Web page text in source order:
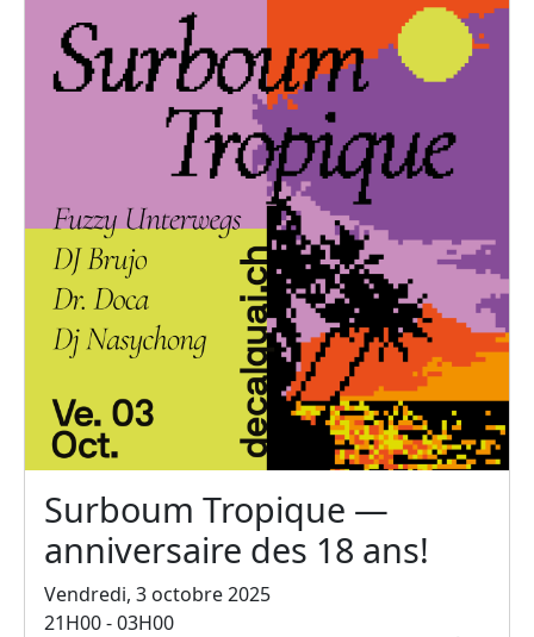
Surboum Tropique —
anniversaire des 18 ans!
Vendredi, 3 octobre 2025
21H00 - 03H00